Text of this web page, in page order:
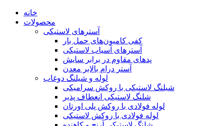
خانه
محصولات
آسترهای لاستیکی
کفی کامیون‌های حمل بار
آسترهای آسیاب لاستیکی
پدهای مقاوم در برابر سایش
آستر درام بالابر معدن
لوله و شیلنگ دوغاب
شیلنگ لاستیکی با روکش سرامیکی
شلنگ لاستیکی انعطاف پذیر
لوله فولادی با روکش پلی اورتان
لوله فولادی با روکش لاستیکی